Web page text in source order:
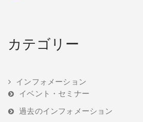
カテゴリー
インフォメーション
イベント・セミナー
過去のインフォメーション